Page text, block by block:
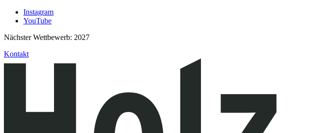
Instagram
YouTube
Nächster Wettbewerb: 2027
Kontakt